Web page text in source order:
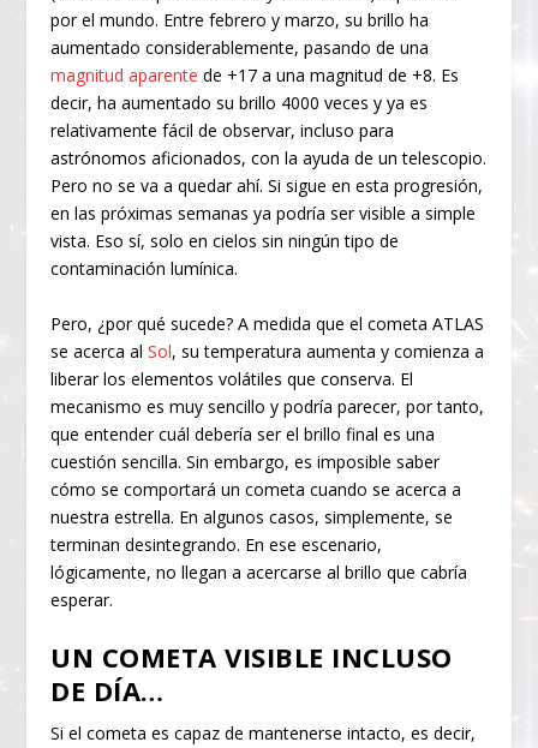
por el mundo. Entre febrero y marzo, su brillo ha
aumentado considerablemente, pasando de una
magnitud aparente de +17 a una magnitud de +8. Es
decir, ha aumentado su brillo 4000 veces y ya es
relativamente fácil de observar, incluso para
astrónomos aficionados, con la ayuda de un telescopio.
Pero no se va a quedar ahí. Si sigue en esta progresión,
en las próximas semanas ya podría ser visible a simple
vista. Eso sí, solo en cielos sin ningún tipo de
contaminación lumínica.
Pero, ¿por qué sucede? A medida que el cometa ATLAS
se acerca alSol, su temperatura aumenta y comienza a
liberar los elementos volátiles que conserva. El
mecanismo es muy sencillo y podría parecer, por tanto,
que entender cuál debería ser el brillo final es una
cuestión sencilla. Sin embargo, es imposible saber
cómo se comportará un cometa cuando se acerca a
nuestra estrella. En algunos casos, simplemente, se
terminan desintegrando. En ese escenario,
lógicamente, no llegan a acercarse al brillo que cabría
esperar.
UN COMETA VISIBLE INCLUSO
DE DÍA…
Si el cometa es capaz de mantenerse intacto, es decir,